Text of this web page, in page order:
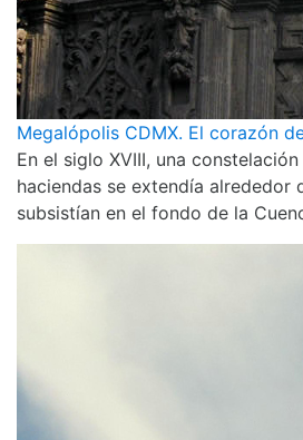
Megalópolis CDMX. El corazón
En el siglo XVIII, una
haciendas se extendía alrededor
subsistían en el fondo de la